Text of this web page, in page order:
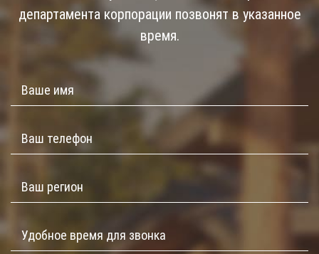
департамента корпорации позвонят в указанное
время.